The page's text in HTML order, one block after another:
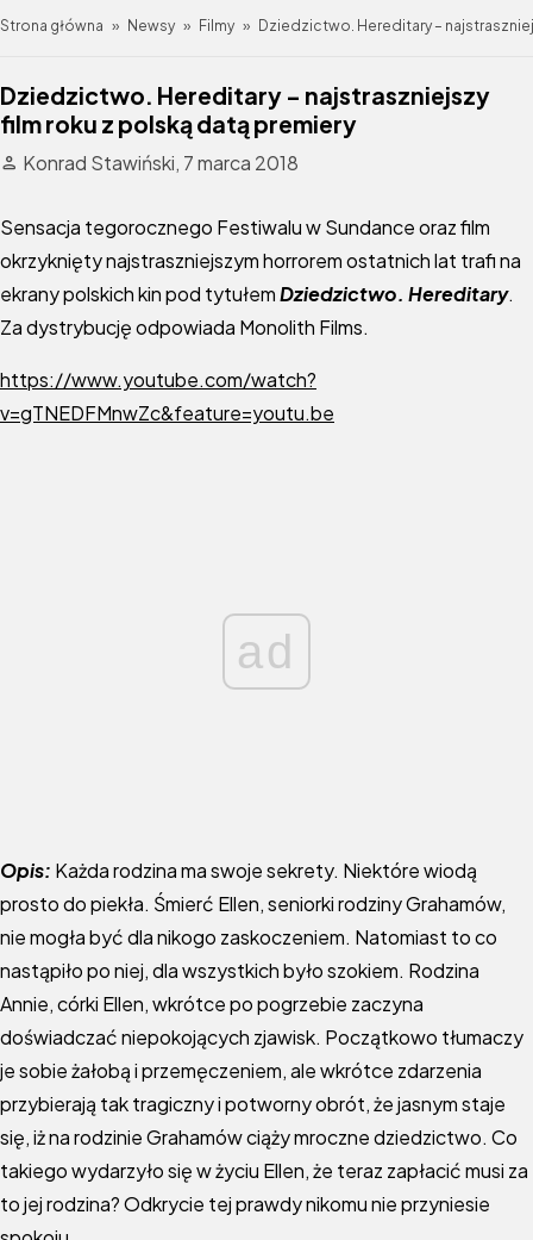
Strona główna » Newsy » Filmy » Dziedzictwo. Hereditary –
Dziedzictwo. Hereditary – najstraszniejszy
film roku z polską datą premiery
Konrad Stawiński, 7 marca 2018
Sensacja tegorocznego Festiwalu w Sundance oraz film
okrzyknięty najstraszniejszym horrorem ostatnich lat trafi na
ekrany polskich kin pod tytułemDziedzictwo. Hereditary.
Za dystrybucję odpowiada Monolith Films.
https://www.youtube.com/watch?
v=gTNEDFMnwZc&feature=youtu.be
ad
Opis: Każda rodzina ma swoje sekrety. Niektóre wiodą
prosto do piekła. Śmierć Ellen, seniorki rodziny Grahamów,
nie mogła być dla nikogo zaskoczeniem. Natomiast to co
nastąpiło po niej, dla wszystkich było szokiem. Rodzina
Annie, córki Ellen, wkrótce po pogrzebie zaczyna
doświadczać niepokojących zjawisk. Początkowo tłumaczy
je sobie żałobą i przemęczeniem, ale wkrótce zdarzenia
przybierają tak tragiczny i potworny obrót, że jasnym staje
się, iż na rodzinie Grahamów ciąży mroczne dziedzictwo. Co
takiego wydarzyło się w życiu Ellen, że teraz zapłacić musi za
to jej rodzina? Odkrycie tej prawdy nikomu nie przyniesie